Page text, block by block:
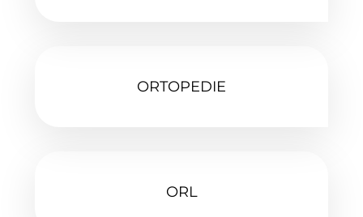
ORTOPEDIE‎
ORL